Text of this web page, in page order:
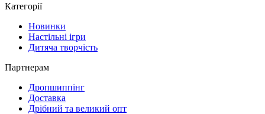
Категорії
Новинки
Настільні ігри
Дитяча творчість
Партнерам
Дропшиппінг
Доставка
Дрібний та великий опт